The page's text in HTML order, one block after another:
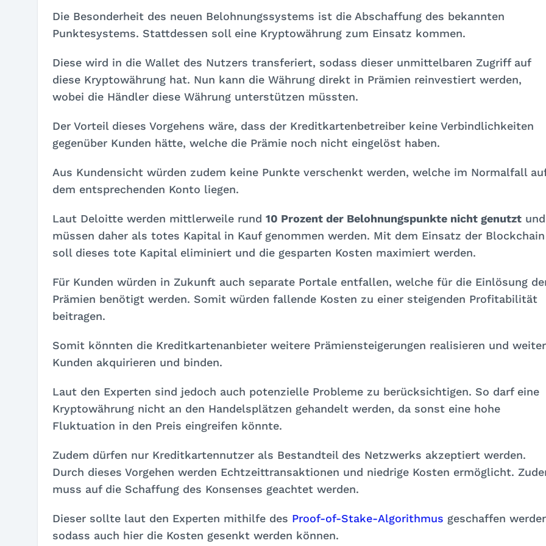
Die Besonderheit des neuen Belohnungssystems ist die Abschaffung des bekannten
Punktesystems. Stattdessen soll eine Kryptowährung zum Einsatz kommen.
Diese wird in die Wallet des Nutzers transferiert, sodass dieser unmittelbaren Zugriff auf
diese Kryptowährung hat. Nun kann die Währung direkt in Prämien reinvestiert werden,
wobei die Händler diese Währung unterstützen müssten.
Der Vorteil dieses Vorgehens wäre, dass der Kreditkartenbetreiber keine Verbindlichkeiten
gegenüber Kunden hätte, welche die Prämie noch nicht eingelöst haben.
Aus Kundensicht würden zudem keine Punkte verschenkt werden, welche im Normalfall
dem entsprechenden Konto liegen.
Laut Deloitte werden mittlerweile rund 10 Prozent der Belohnungspunkte nicht genutzt und
müssen daher als totes Kapital in Kauf genommen werden. Mit dem Einsatz der Blockchain
soll dieses tote Kapital eliminiert und die gesparten Kosten maximiert werden.
Für Kunden würden in Zukunft auch separate Portale entfallen, welche für die Einlösung
Prämien benötigt werden. Somit würden fallende Kosten zu einer steigenden Profitabilität
beitragen.
Somit könnten die Kreditkartenanbieter weitere Prämiensteigerungen realisieren und
Kunden akquirieren und binden.
Laut den Experten sind jedoch auch potenzielle Probleme zu berücksichtigen. So darf eine
Kryptowährung nicht an den Handelsplätzen gehandelt werden, da sonst eine hohe
Fluktuation in den Preis eingreifen könnte.
Zudem dürfen nur Kreditkartennutzer als Bestandteil des Netzwerks akzeptiert werden.
Durch dieses Vorgehen werden Echtzeittransaktionen und niedrige Kosten ermöglicht.
muss auf die Schaffung des Konsenses geachtet werden.
Dieser sollte laut den Experten mithilfe des Proof-of-Stake-Algorithmus geschaffen
sodass auch hier die Kosten gesenkt werden können.